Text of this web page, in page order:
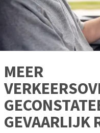
MEER
GEVAARLIJK